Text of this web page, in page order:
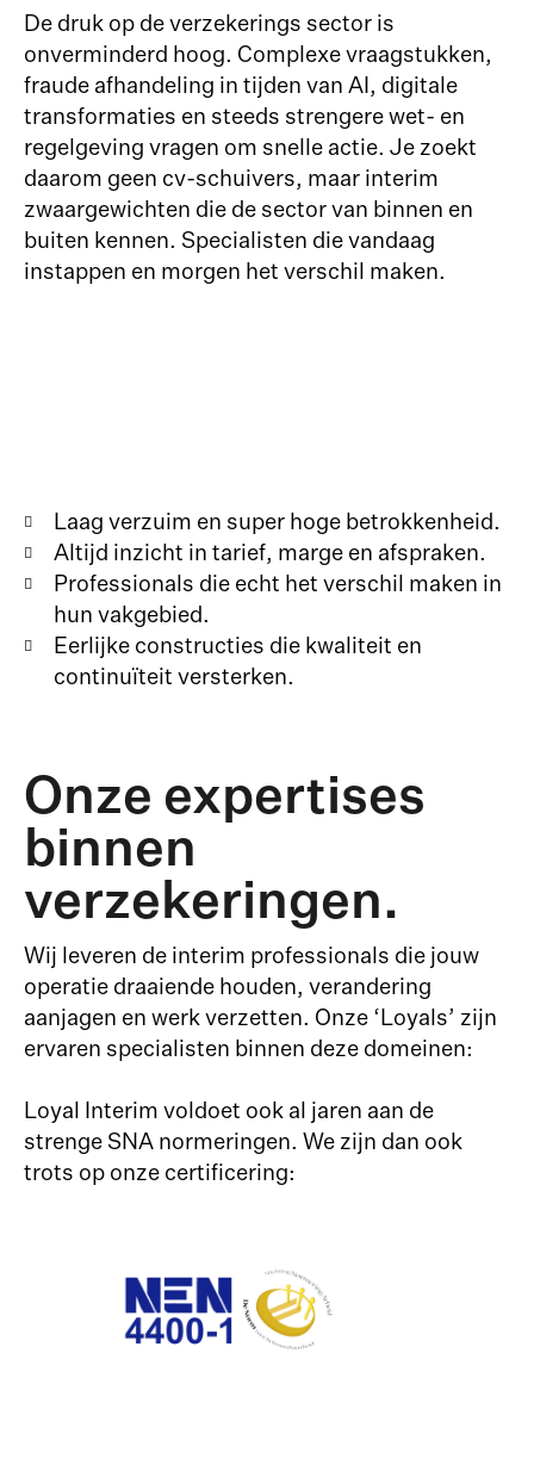
De druk op de verzekerings sector is
onverminderd hoog. Complexe vraagstukken,
fraude afhandeling in tijden van AI, digitale
transformaties en steeds strengere wet- en
regelgeving vragen om snelle actie. Je zoekt
daarom geen cv-schuivers, maar interim
zwaargewichten die de sector van binnen en
buiten kennen. Specialisten die vandaag
instappen en morgen het verschil maken.
Laag verzuim en super hoge betrokkenheid.
Altijd inzicht in tarief, marge en afspraken.
Professionals die echt het verschil maken in
hun vakgebied.
Eerlijke constructies die kwaliteit en
continuïteit versterken.
Onze expertises
binnen
verzekeringen.
Wij leveren de interim professionals die jouw
operatie draaiende houden, verandering
aanjagen en werk verzetten. Onze ‘Loyals’ zijn
ervaren specialisten binnen deze domeinen:
Loyal Interim voldoet ook al jaren aan de
strenge SNA normeringen. We zijn dan ook
trots op onze certificering: